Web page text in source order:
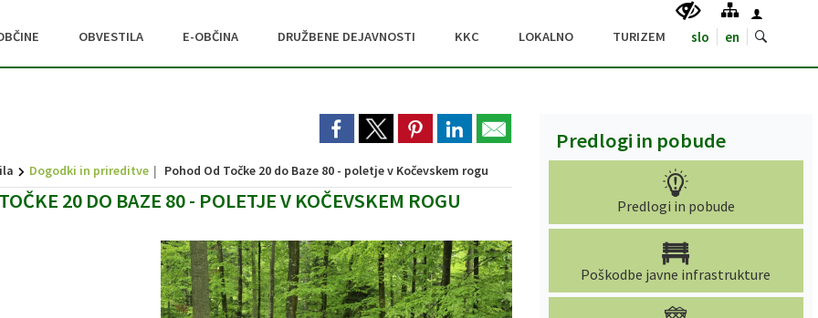
OBVESTILA E-OBČINA DRUŽBENE DEJAVNOSTI KKC LOKALNO TURIZEM slo en
Dogodki in prireditve Pohod Od Točke 20 do Baze 80 - poletje v Kočevskem rogu
20 DO BAZE 80 - POLETJE V KOČEVSKEM ROGU
Predlogi in pobude
Predlogi in pobude
Poškodbe javne infrastrukture